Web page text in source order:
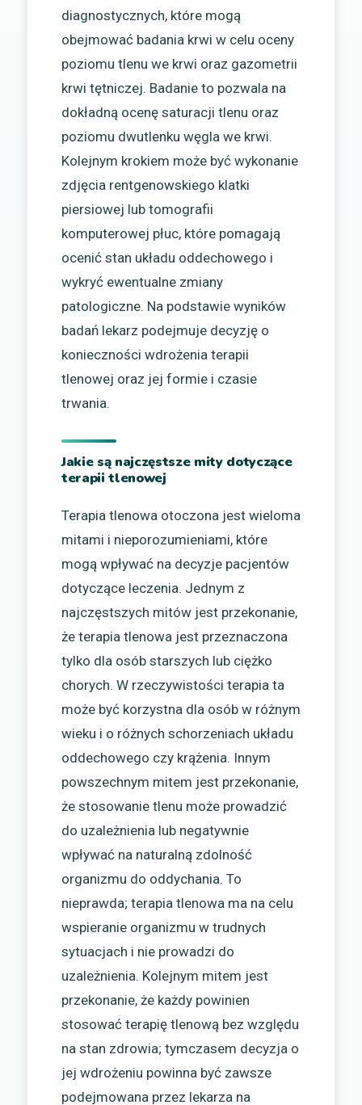
diagnostycznych, które mogą
obejmować badania krwi w celu oceny
poziomu tlenu we krwi oraz gazometrii
krwi tętniczej. Badanie to pozwala na
dokładną ocenę saturacji tlenu oraz
poziomu dwutlenku węgla we krwi.
Kolejnym krokiem może być wykonanie
zdjęcia rentgenowskiego klatki
piersiowej lub tomografii
komputerowej płuc, które pomagają
ocenić stan układu oddechowego i
wykryć ewentualne zmiany
patologiczne. Na podstawie wyników
badań lekarz podejmuje decyzję o
konieczności wdrożenia terapii
tlenowej oraz jej formie i czasie
trwania.
Jakie są najczęstsze mity dotyczące
terapii tlenowej
Terapia tlenowa otoczona jest wieloma
mitami i nieporozumieniami, które
mogą wpływać na decyzje pacjentów
dotyczące leczenia. Jednym z
najczęstszych mitów jest przekonanie,
że terapia tlenowa jest przeznaczona
tylko dla osób starszych lub ciężko
chorych. W rzeczywistości terapia ta
może być korzystna dla osób w różnym
wieku i o różnych schorzeniach układu
oddechowego czy krążenia. Innym
powszechnym mitem jest przekonanie,
że stosowanie tlenu może prowadzić
do uzależnienia lub negatywnie
wpływać na naturalną zdolność
organizmu do oddychania. To
nieprawda; terapia tlenowa ma na celu
wspieranie organizmu w trudnych
sytuacjach i nie prowadzi do
uzależnienia. Kolejnym mitem jest
przekonanie, że każdy powinien
stosować terapię tlenową bez względu
na stan zdrowia; tymczasem decyzja o
jej wdrożeniu powinna być zawsze
podejmowana przez lekarza na